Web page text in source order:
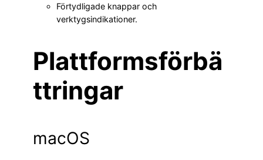
Förtydligade knappar och
verktygsindikationer.
Plattformsförbä
ttringar
macOS